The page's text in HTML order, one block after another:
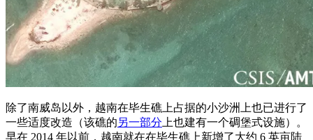
除了南威岛以外，越南在毕生礁上占据的小沙洲上也已进行了
一些适度改造（该礁的另一部分 上也建有一个碉堡式设施）。
早在 2014 年以前，越南就在在毕生礁上新增了大约 6 英亩陆